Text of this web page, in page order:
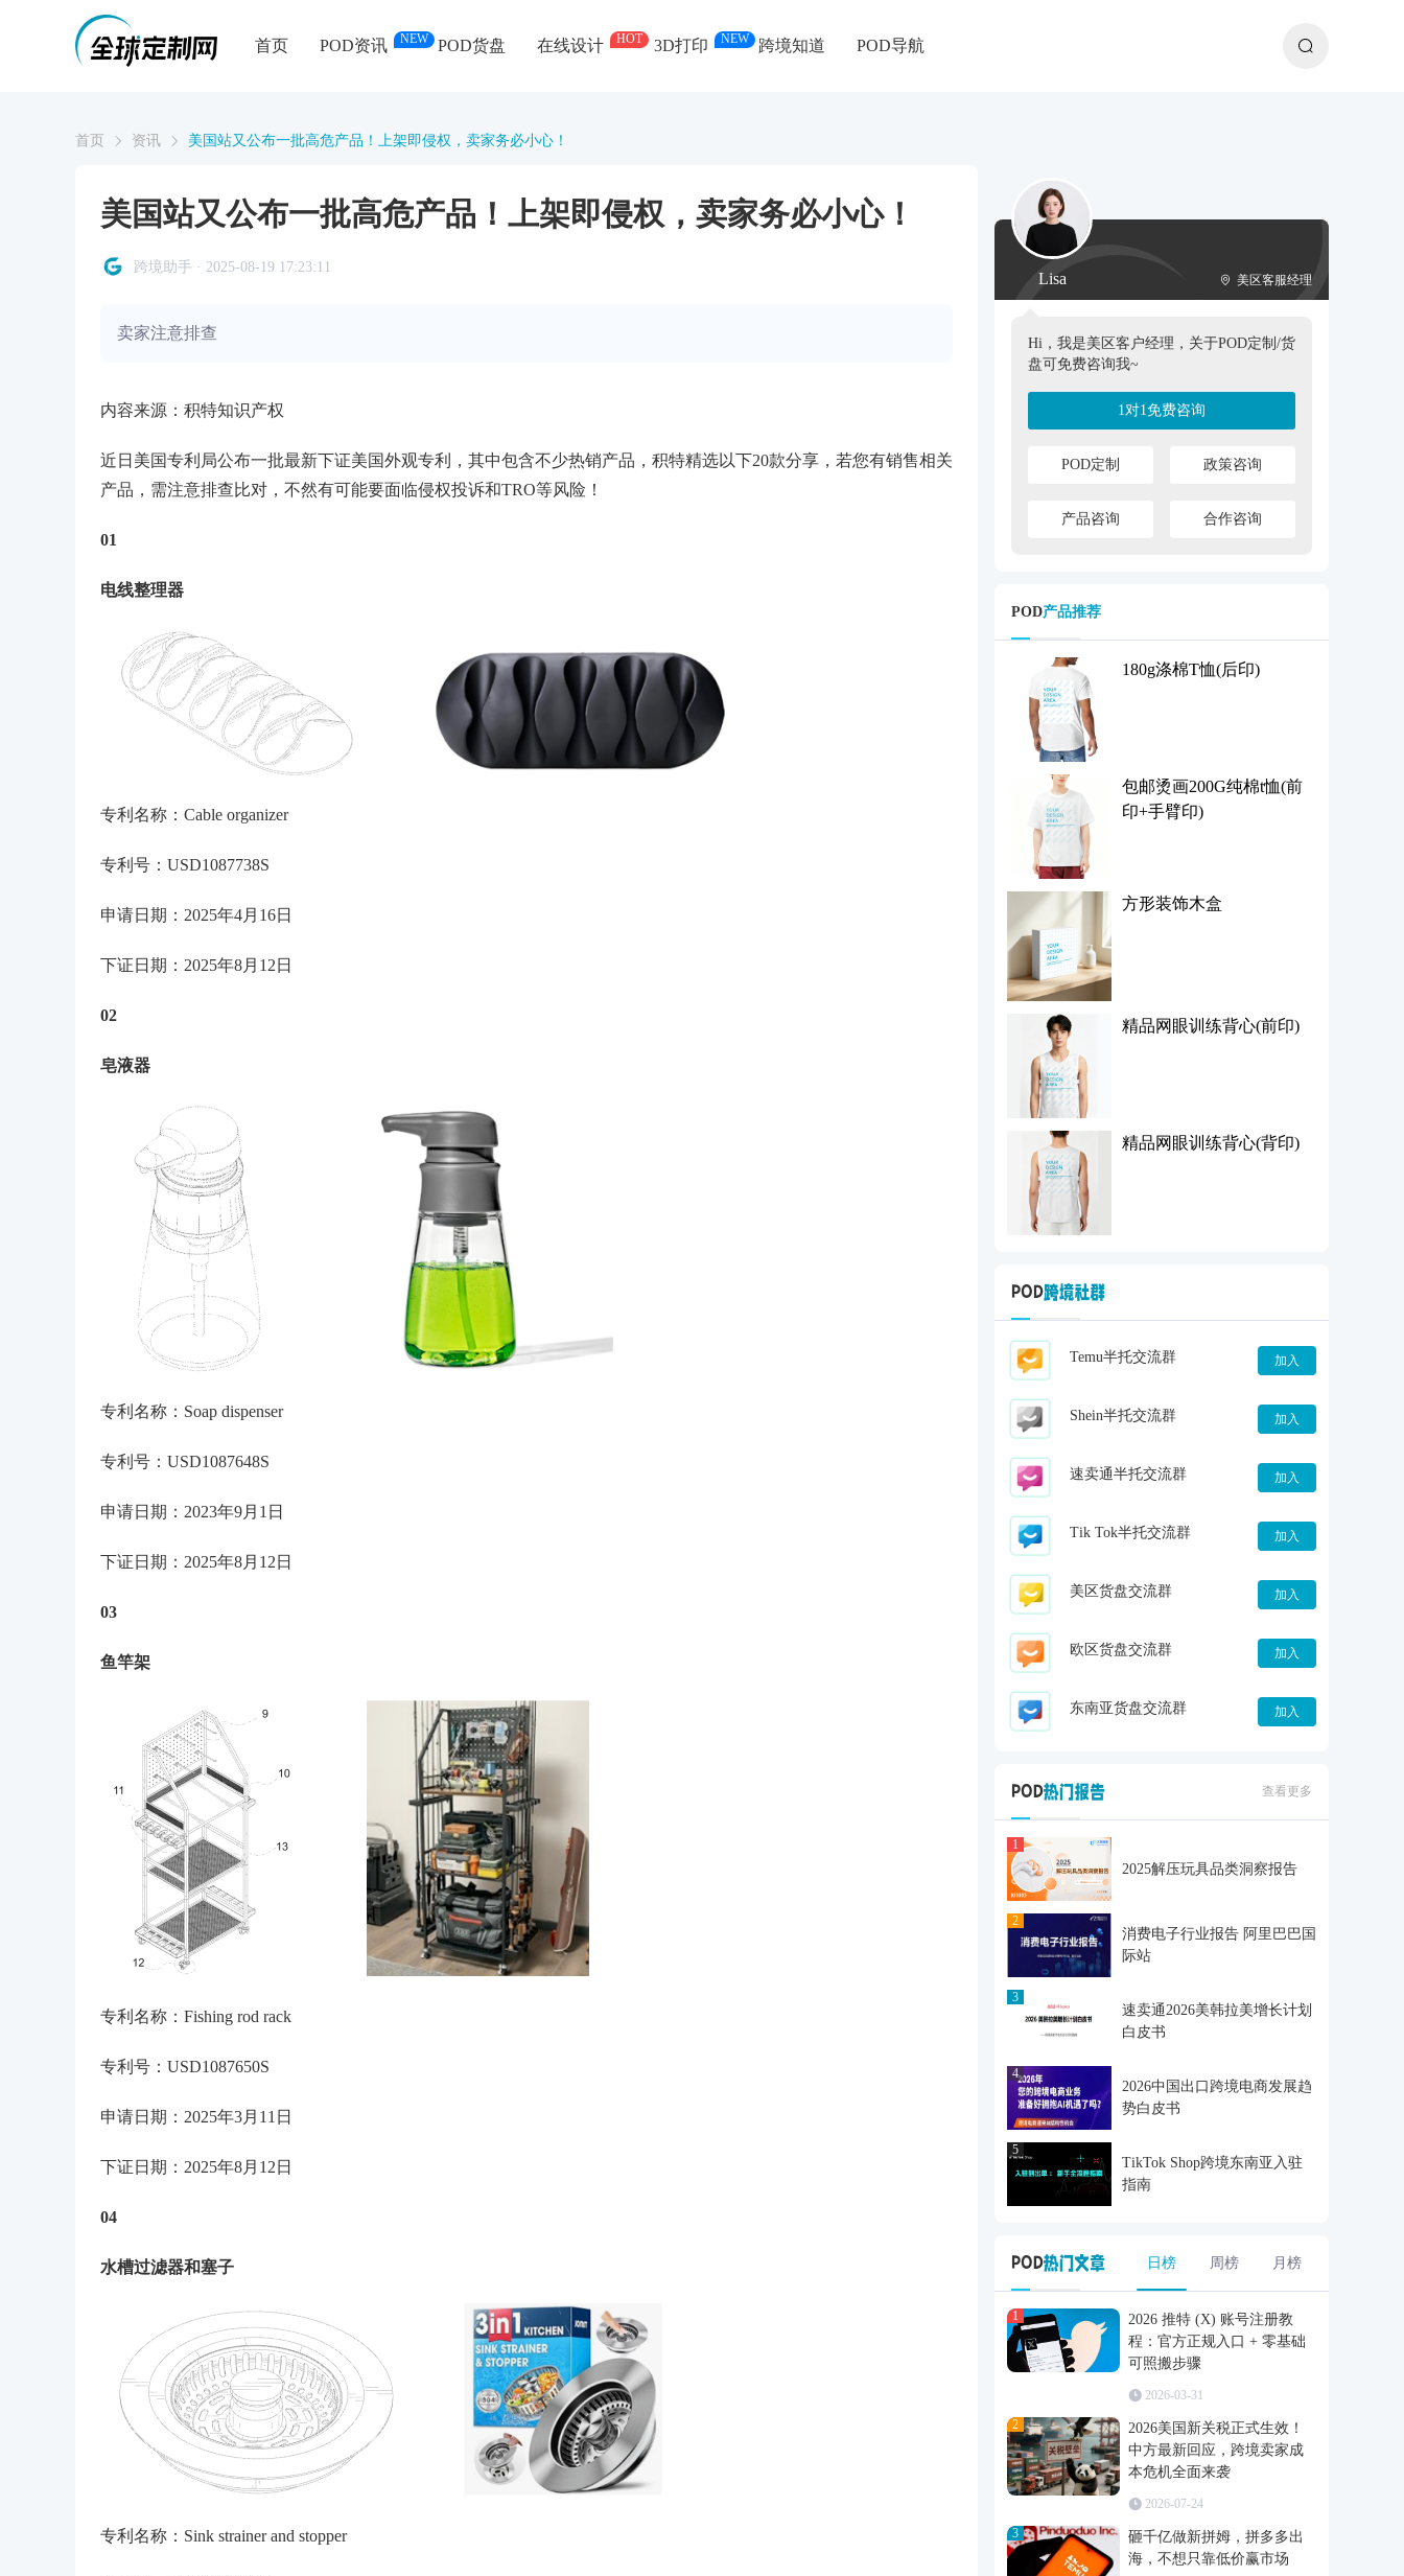
首页 POD资讯 NEW POD货盘 在线设计 HOT 3D打印 NEW 跨境知道 POD导航
首页 资讯 美国站又公布一批高危产品！上架即侵权，卖家务必小心！
美国站又公布一批高危产品！上架即侵权，卖家务必小心！
跨境助手 · 2025-08-19 17:23:11
卖家注意排查
内容来源：积特知识产权
近日美国专利局公布一批最新下证美国外观专利，其中包含不少热销产品，积特精选以下20款分享，若您有销售相关
产品，需注意排查比对，不然有可能要面临侵权投诉和TRO等风险！
01
电线整理器
专利名称： Cable organizer
专利号：USD1087738S
申请日期： 2025年4月 16日
下证日期：2025年8月12日
02
皂液器
专利名称： Soap dispenser
专利号：USD1087648S
申请日期 ：2023年9月 1 日
下证日期 ：2025年8月 12 日
03
鱼竿架
专利名称：Fishing rod rack
专利号：USD1087650S
申请日期：2025年3月11日
下证日期：2025年8月12日
04
水槽过滤器和塞子
专利名称：Sink strainer and stopper
Lisa 美区客服经理
Hi，我是美区客户经理，关于POD定制/货
盘可免费咨询我~
1对1免费咨询
POD定制 政策咨询
产品咨询 合作咨询
POD产品推荐
180g涤棉T恤(后印)
包邮烫画200G纯棉t恤(前
印+手臂印)
方形装饰木盒
精品网眼训练背心(前印)
精品网眼训练背心(背印)
Temu半托交流群 加入
Shein半托交流群 加入
速卖通半托交流群 加入
Tik Tok半托交流群 加入
美区货盘交流群 加入
欧区货盘交流群 加入
东南亚货盘交流群 加入
查看更多
1
2025解压玩具品类洞察报告
2
消费电子行业报告 阿里巴巴国
际站
3
速卖通2026美韩拉美增长计划
白皮书
4
2026中国出口跨境电商发展趋
势白皮书
5
TikTok Shop跨境东南亚入驻
指南
日榜 周榜 月榜
1
2026 推特 (X) 账号注册教
程：官方正规入口 + 零基础
可照搬步骤
2026-03-31
2
2026美国新关税正式生效！
中方最新回应，跨境卖家成
本危机全面来袭
2026-07-24
3
砸千亿做新拼姆，拼多多出
海，不想只靠低价赢市场